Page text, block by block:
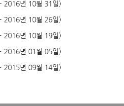
2016년 10월 31일)
2016년 10월 26일)
2016년 10월 19일)
2016년 01월 05일)
2015년 09월 14일)